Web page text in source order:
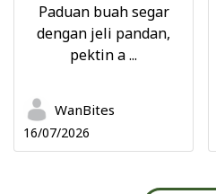
Paduan buah segar
dengan jeli pandan,
pektin a ...
WanBites
16/07/2026